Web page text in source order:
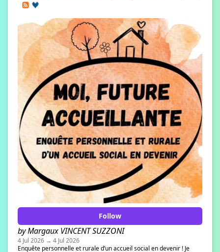
Follow
by Margaux VINCENT SUZZONI
4 Jul 2026 → 4 Jul 2026
Enquête personnelle et rurale d’un accueil social en devenir ! Je